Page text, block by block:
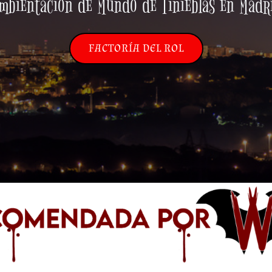
FACTORÍA DEL ROL